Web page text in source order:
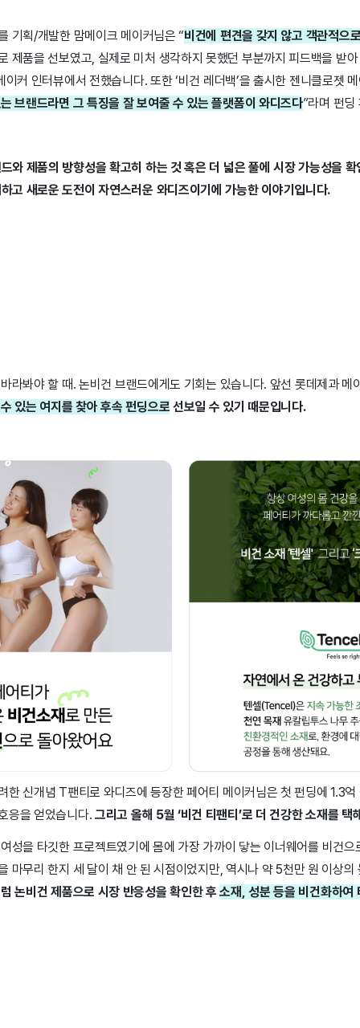
기획/개발한 맘메이크 메이커님은 “비건에 편견을 갖지 않고 객관적으
제품을 선보였고, 실제로 미처 생각하지 못했던 부분까지 피드백을 받
커 인터뷰에서 전했습니다. 또한 ‘비건 레더백’을 출시한 젠니클로젯
브랜드라면 그 특징을 잘 보여줄 수 있는 플랫폼이 와디즈다”라며 펀
와 제품의 방향성을 확고히 하는 것 혹은 더 넓은 풀에 시장 가능성을
고 새로운 도전이 자연스러운 와디즈이기에 가능한 이야기입니다.
라봐야 할 때. 논비건 브랜드에게도 기회는 있습니다. 앞선 롯데제과 메
있는 여지를 찾아 후속 펀딩으로 선보일 수 있기 때문입니다.
한 신개념 T팬티로 와디즈에 등장한 페어티 메이커님은 첫 펀딩에 1.3
응을 얻었습니다. 그리고 올해 5월 ‘비건 티팬티’로 더 건강한 소재를 택
성을 타깃한 프로젝트였기에 몸에 가장 가까이 닿는 이너웨어를 비건
마무리 한지 세 달이 채 안 된 시점이었지만, 역시나 약 5천만 원 이상
논비건 제품으로 시장 반응성을 확인한 후소재, 성분 등을 비건화하여